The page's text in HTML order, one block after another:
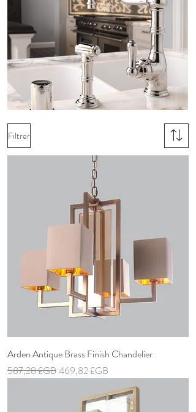
Filtrer
Arden Antique Brass Finish Chandelier
Prix original
587,28 £GBPrix promotionnel
469,82 £GB